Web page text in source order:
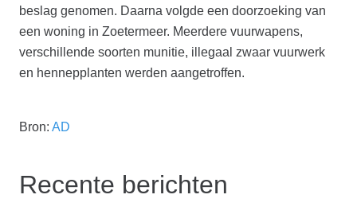
beslag genomen. Daarna volgde een doorzoeking van
een woning in Zoetermeer. Meerdere vuurwapens,
verschillende soorten munitie, illegaal zwaar vuurwerk
en hennepplanten werden aangetroffen.
Bron: AD
Recente berichten